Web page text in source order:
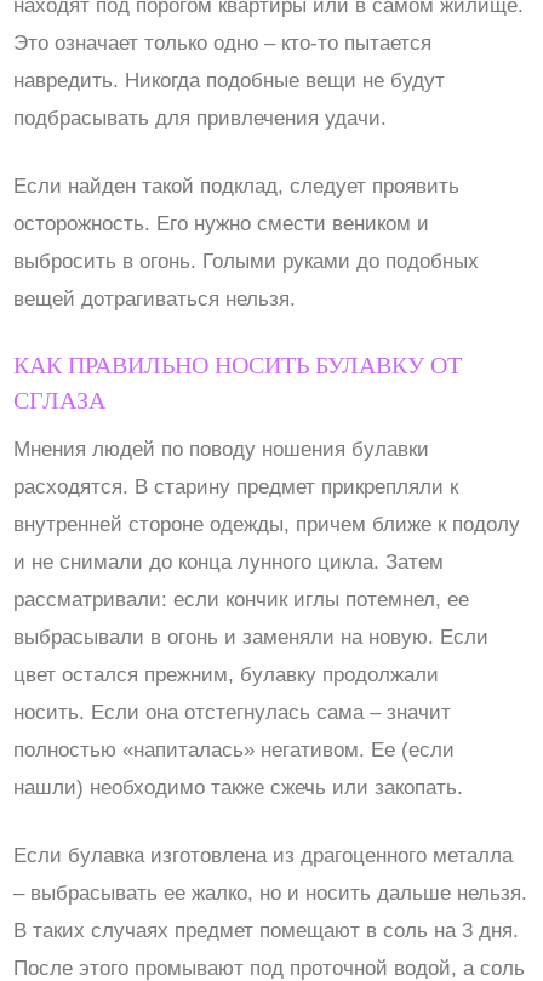
находят под порогом квартиры или в самом жилище.
Это означает только одно – кто-то пытается
навредить. Никогда подобные вещи не будут
подбрасывать для привлечения удачи.
Если найден такой подклад, следует проявить
осторожность. Его нужно смести веником и
выбросить в огонь. Голыми руками до подобных
вещей дотрагиваться нельзя.
КАК ПРАВИЛЬНО НОСИТЬ БУЛАВКУ ОТ
СГЛАЗА
Мнения людей по поводу ношения булавки
расходятся. В старину предмет прикрепляли к
внутренней стороне одежды, причем ближе к подолу
и не снимали до конца лунного цикла. Затем
рассматривали: если кончик иглы потемнел, ее
выбрасывали в огонь и заменяли на новую. Если
цвет остался прежним, булавку продолжали
носить. Если она отстегнулась сама – значит
полностью «напиталась» негативом. Ее (если
нашли) необходимо также сжечь или закопать.
Если булавка изготовлена из драгоценного металла
– выбрасывать ее жалко, но и носить дальше нельзя.
В таких случаях предмет помещают в соль на 3 дня.
После этого промывают под проточной водой, а соль